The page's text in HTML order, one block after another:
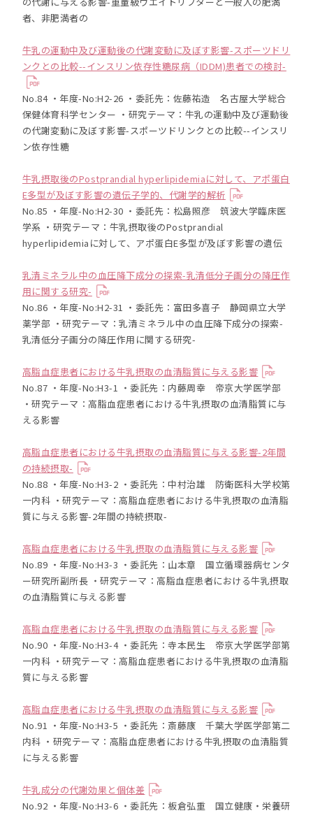
者、非肥満者の
牛乳の運動中及び運動後の代謝変動に及ぼす影響-スポーツドリ
ンクとの比較--インスリン依存性糖尿病（IDDM)患者での検討-
No.84 ・年度-No:H2-26 ・委託先：佐藤祐造 名古屋大学総合
保健体育科学センター ・研究テーマ：牛乳の運動中及び運動後
の代謝変動に及ぼす影響-スポーツドリンクとの比較--インスリ
ン依存性糖
牛乳摂取後のPostprandial hyperlipidemiaに対して、アポ蛋白
E多型が及ぼす影響の遺伝子学的、代謝学的解析
No.85 ・年度-No:H2-30 ・委託先：松島照彦 筑波大学臨床医
学系 ・研究テーマ：牛乳摂取後のPostprandial
hyperlipidemiaに対して、アポ蛋白E多型が及ぼす影響の遺伝
乳清ミネラル中の血圧降下成分の探索-乳清低分子画分の降圧作
用に関する研究-
No.86 ・年度-No:H2-31 ・委託先：富田多喜子 静岡県立大学
薬学部 ・研究テーマ：乳清ミネラル中の血圧降下成分の探索-
乳清低分子画分の降圧作用に関する研究-
高脂血症患者における牛乳摂取の血清脂質に与える影響
No.87 ・年度-No:H3-1 ・委託先：内藤周幸 帝京大学医学部
・研究テーマ：高脂血症患者における牛乳摂取の血清脂質に与
える影響
高脂血症患者における牛乳摂取の血清脂質に与える影響-2年間
の持続摂取-
No.88 ・年度-No:H3-2 ・委託先：中村治雄 防衛医科大学校第
一内科 ・研究テーマ：高脂血症患者における牛乳摂取の血清脂
質に与える影響-2年間の持続摂取-
高脂血症患者における牛乳摂取の血清脂質に与える影響
No.89 ・年度-No:H3-3 ・委託先：山本章 国立循環器病センタ
ー研究所副所長 ・研究テーマ：高脂血症患者における牛乳摂取
の血清脂質に与える影響
高脂血症患者における牛乳摂取の血清脂質に与える影響
No.90 ・年度-No:H3-4 ・委託先：寺本民生 帝京大学医学部第
一内科 ・研究テーマ：高脂血症患者における牛乳摂取の血清脂
質に与える影響
高脂血症患者における牛乳摂取の血清脂質に与える影響
No.91 ・年度-No:H3-5 ・委託先：斎藤康 千葉大学医学部第二
内科 ・研究テーマ：高脂血症患者における牛乳摂取の血清脂質
に与える影響
牛乳成分の代謝効果と個体差
No.92 ・年度-No:H3-6 ・委託先：板倉弘重 国立健康・栄養研